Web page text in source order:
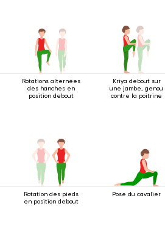
Rotations alternées
des hanches en
position debout
Kriya debout sur
une jambe, genou
contre la poitrine
Rotation des pieds
en position debout
Pose du cavalier